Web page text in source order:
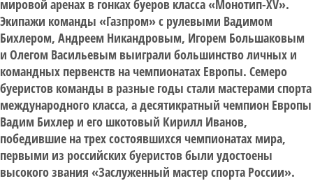
мировой аренах в гонках буеров класса «Монотип-XV».
Экипажи команды «Газпром» с рулевыми Вадимом
Бихлером, Андреем Никандровым, Игорем Большаковым
и Олегом Васильевым выиграли большинство личных и
командных первенств на чемпионатах Европы. Семеро
буеристов команды в разные годы стали мастерами спорта
международного класса, а десятикратный чемпион Европы
Вадим Бихлер и его шкотовый Кирилл Иванов,
победившие на трех состоявшихся чемпионатах мира,
первыми из российских буеристов были удостоены
высокого звания «Заслуженный мастер спорта России».